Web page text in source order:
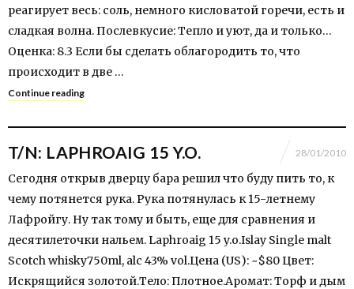
реагирует весь: соль, немного кисловатой горечи, есть и
сладкая волна. Послевкусие: Тепло и уют, да и только…
Оценка: 8.3 Если бы сделать облагородить то, что
происходит в две …
Continue reading
T/N: LAPHROAIG 15 Y.O. 28/01/2010
Сегодня открыв дверцу бара решил что буду пить то, к
чему потянется рука. Рука потянулась к 15-летнему
Лафройгу. Ну так тому и быть, еще для сравнения и
десятилеточки нальем. Laphroaig 15 y.o.Islay Single malt
Scotch whisky750ml, alc 43% vol.Цена (US): ~$80 Цвет:
Искрящийся золотой.Тело: Плотное.Аромат: Торф и дым